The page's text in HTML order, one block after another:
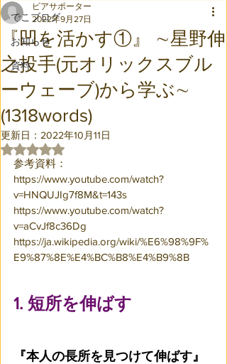
でこブログ
お知らせ
資料
『凹を活かす①』 ∼星野伸
之投手(元オリックスブル
ーウェーブ)から学ぶ∼
(1318words)
ピアサポーター
2022年9月27日
更新日： 2022年10月11日
5つ星のうちNaNと評価されています。
参考資料：
https://www.youtube.com/watch?
v=HNQUJIg7f8M&t=143s
https://www.youtube.com/watch?
v=aCvJf8c36Dg
https://ja.wikipedia.org/wiki/%E6%98%9F%
E9%87%8E%E4%BC%B8%E4%B9%8B
1. 短所を伸ばす
『本人の長所を見つけて伸ばす』